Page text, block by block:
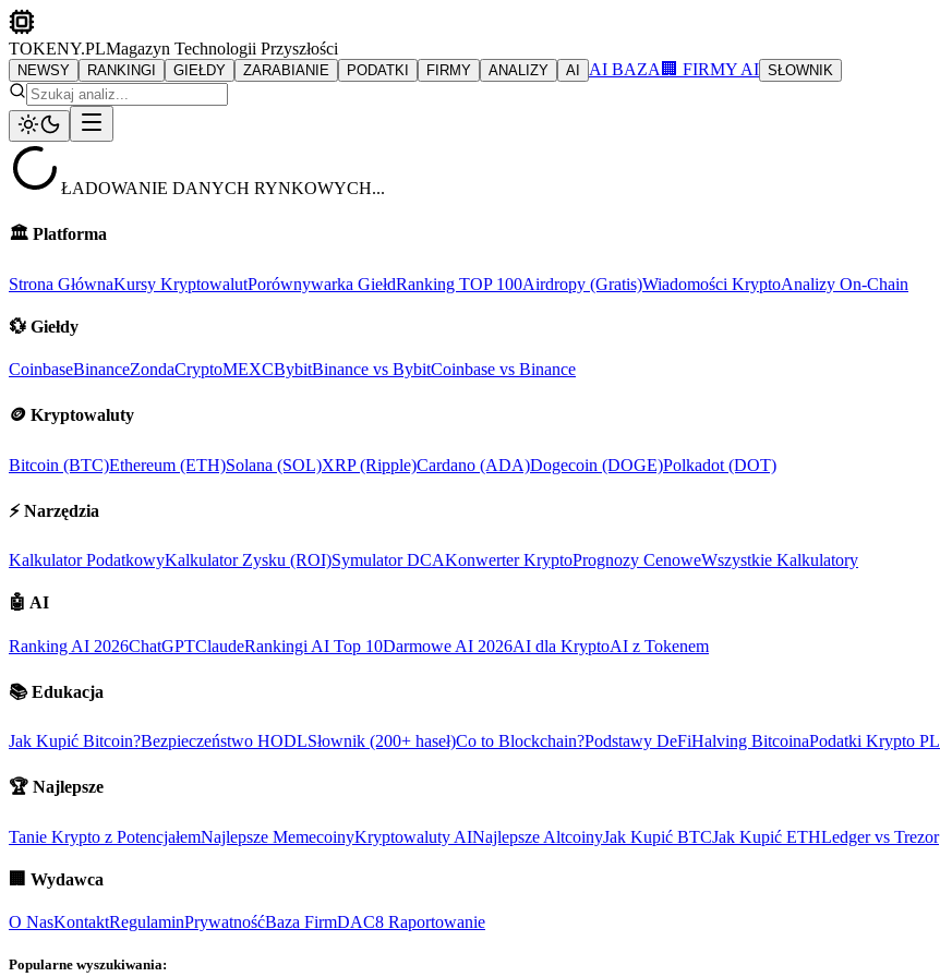
TOKENY.PLMagazyn Technologii Przyszłości
NEWSY RANKINGI GIEŁDY ZARABIANIE PODATKI FIRMY ANALIZY AI AI BAZA 🏢 FIRMY AI SŁOWNIK
ŁADOWANIE DANYCH RYNKOWYCH...
🏛️ Platforma
Strona GłównaKursy KryptowalutPorównywarka GiełdRanking TOP 100Airdropy (Gratis)Wiadomości KryptoAnalizy On-Chain
💱 Giełdy
CoinbaseBinanceZondaCryptoMEXCBybitBinance vs BybitCoinbase vs Binance
🪙 Kryptowaluty
Bitcoin (BTC)Ethereum (ETH)Solana (SOL)XRP (Ripple)Cardano (ADA)Dogecoin (DOGE)Polkadot (DOT)
⚡ Narzędzia
Kalkulator PodatkowyKalkulator Zysku (ROI)Symulator DCAKonwerter KryptoPrognozy CenoweWszystkie Kalkulatory
🤖 AI
Ranking AI 2026ChatGPTClaudeRankingi AI Top 10Darmowe AI 2026AI dla KryptoAI z Tokenem
📚 Edukacja
Jak Kupić Bitcoin?Bezpieczeństwo HODLSłownik (200+ haseł)Co to Blockchain?Podstawy DeFiHalving BitcoinaPodatki Krypto PL
🏆 Najlepsze
Tanie Krypto z PotencjałemNajlepsze MemecoinyKryptowaluty AINajlepsze AltcoinyJak Kupić BTCJak Kupić ETHLedger vs Trezor
🏢 Wydawca
O NasKontaktRegulaminPrywatnośćBaza FirmDAC8 Raportowanie
Popularne wyszukiwania: